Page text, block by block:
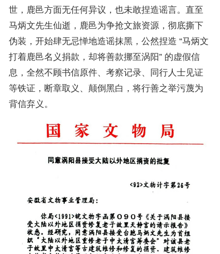
世，鹿邑方面无任何异议，也未敢捏造谣言。直至
马炳文先生仙逝，鹿邑为争抢文旅资源，彻底撕下
伪装，开始肆无忌惮地造谣抹黑，公然捏造 “马炳文
打着鹿邑名义捐款，却将善款挪至涡阳” 的虚假信
息，全然不顾书信原件、考察记录、同行人士见证
等铁证，断章取义、颠倒黑白，将行善之举污蔑为
背信弃义。